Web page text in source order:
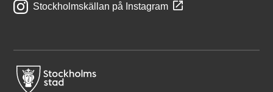
Stockholmskällan på Instagram